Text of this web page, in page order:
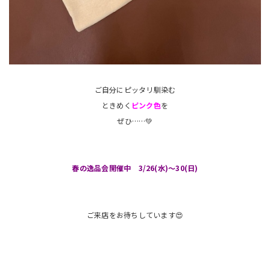
ご自分にピッタリ馴染む
ときめく ピンク色を
ぜひ……💚
春の逸品会開催中 3/26(水)～30(日)
ご来店をお待ちしています😍